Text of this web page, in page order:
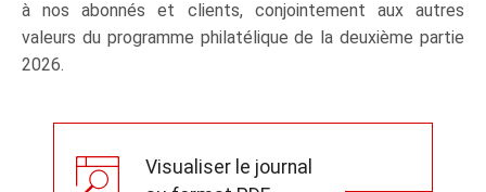
à nos abonnés et clients, conjointement aux autres
valeurs du programme philatélique de la deuxième partie
2026.
Visualiser le journal